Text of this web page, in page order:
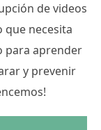
de videos
que necesita
para aprender
y prevenir